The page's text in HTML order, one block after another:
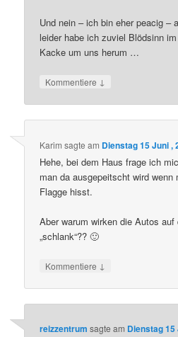
Und nein – ich bin eher peacig
leider habe ich zuviel Blödsinn
Kacke um uns herum …
Kommentiere ↓
Karim sagte am Dienstag 15 Juni ,
Hehe, bei dem Haus frage ich
man da ausgepeitscht wird
Flagge hisst.
Aber warum wirken die Autos
„schlank“?? 🙂
Kommentiere ↓
reizzentrum sagte am Dienstag 15